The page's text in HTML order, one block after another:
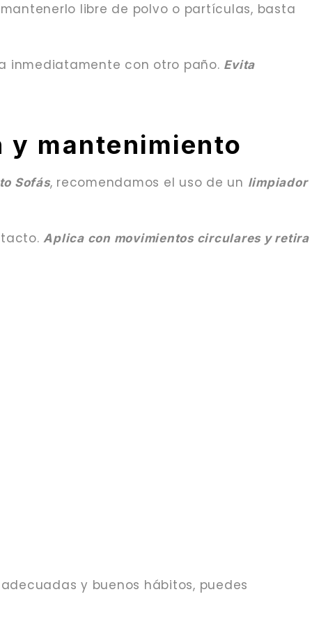
libre de polvo o partículas, basta
inmediatamente con otro paño. Evita
y mantenimiento
Sofás, recomendamos el uso de un limpiador
tacto.Aplica con movimientos circulares y retira
y buenos hábitos, puedes